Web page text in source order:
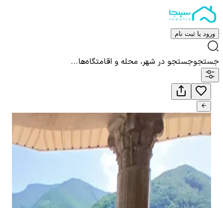
ورود یا ثبت نام
جستجوجستجو در شهر، محله و اقامتگاه‌ها...